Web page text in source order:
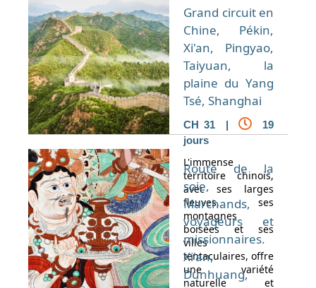
Grand circuit en
Chine, Pékin,
Xi'an, Pingyao,
Taiyuan, la
plaine du Yang
Tsé, Shanghai
CH 31 |
19
jours
L'immense
territoire chinois,
avec ses larges
fleuves, ses
montagnes
boisées et ses
villes
tentaculaires, offre
une variété
naturelle et
Route de la
soie,
Marchands,
voyageurs et
missionnaires.
Xi'an,
Dunhuang,